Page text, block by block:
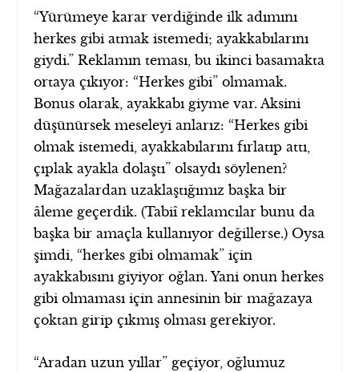
“Yürümeye karar verdiğinde ilk adımını
herkes gibi atmak istemedi; ayakkabılarını
giydi.” Reklamın teması, bu ikinci basamakta
ortaya çıkıyor: “Herkes gibi” olmamak.
Bonus olarak, ayakkabı giyme var. Aksini
düşünürsek meseleyi anlarız: “Herkes gibi
olmak istemedi, ayakkabılarını fırlatıp attı,
çıplak ayakla dolaştı” olsaydı söylenen?
Mağazalardan uzaklaştığımız başka bir
âleme geçerdik. (Tabiî reklamcılar bunu da
başka bir amaçla kullanıyor değillerse.) Oysa
şimdi, “herkes gibi olmamak” için
ayakkabısını giyiyor oğlan. Yani onun herkes
gibi olmaması için annesinin bir mağazaya
çoktan girip çıkmış olması gerekiyor.
“Aradan uzun yıllar” geçiyor, oğlumuz